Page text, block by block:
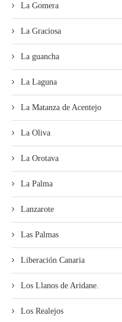
La Gomera
La Graciosa
La guancha
La Laguna
La Matanza de Acentejo
La Oliva
La Orotava
La Palma
Lanzarote
Las Palmas
Liberación Canaria
Los Llanos de Aridane.
Los Realejos